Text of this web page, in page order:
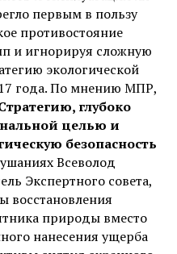
первым в пользу
противостояние
и игнорируя сложную
экологической
года. По мнению МПР,
глубоко
целью и
безопасность
Всеволод
Экспертного совета,
восстановления
природы вместо
нанесения ущерба